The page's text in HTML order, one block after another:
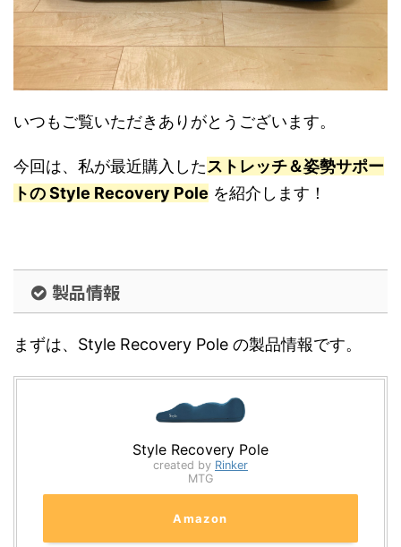
いつもご覧いただきありがとうございます。
今回は、私が最近購入したストレッチ＆姿勢サポー
トの Style Recovery Pole を紹介します！
製品情報
まずは、Style Recovery Pole の製品情報です。
Style Recovery Pole
created by Rinker
MTG
Amazon